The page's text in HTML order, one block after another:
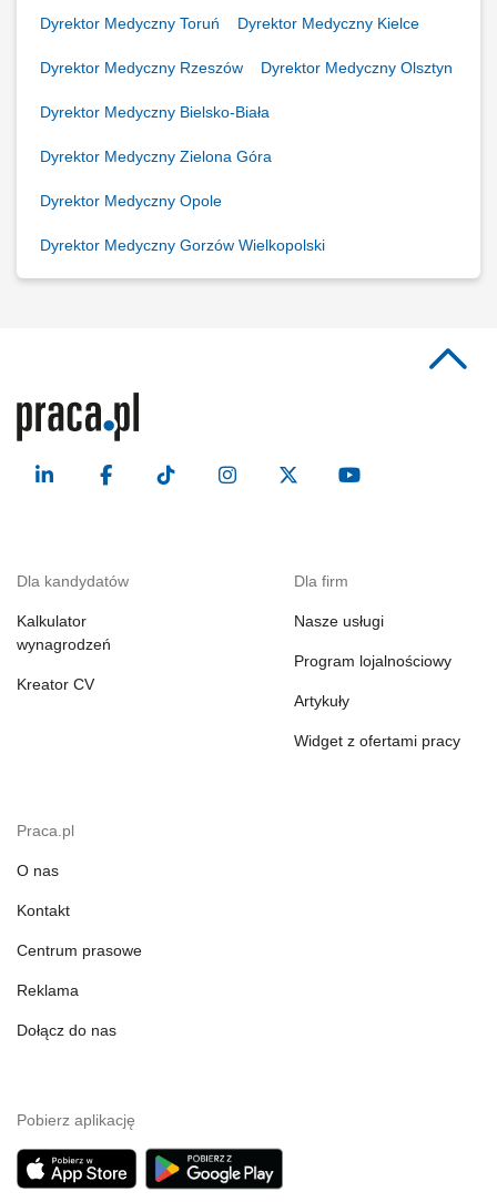
Dyrektor Medyczny Toruń Dyrektor Medyczny Kielce
Dyrektor Medyczny Rzeszów Dyrektor Medyczny Olsztyn
Dyrektor Medyczny Bielsko-Biała
Dyrektor Medyczny Zielona Góra
Dyrektor Medyczny Opole
Dyrektor Medyczny Gorzów Wielkopolski
Dla kandydatów
Kalkulator
wynagrodzeń
Kreator CV
Dla firm
Nasze usługi
Program lojalnościowy
Artykuły
Widget z ofertami pracy
Praca.pl
O nas
Kontakt
Centrum prasowe
Reklama
Dołącz do nas
Pobierz aplikację